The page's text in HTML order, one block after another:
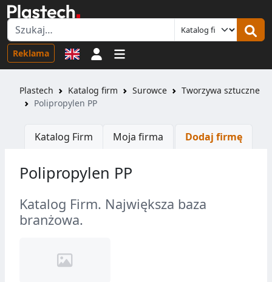
Reklama Logowanie
Plastech Katalog firm Surowce
Tworzywa sztuczne
Polipropylen PP
Katalog Firm Moja firma Dodaj firmę
Polipropylen PP
Katalog Firm. Największa baza
branżowa.